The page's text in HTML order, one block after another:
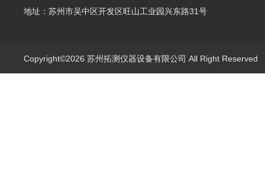
地址：苏州市吴中区开发区旺山工业园兴东路31号
Copyright©2026 苏州拓测仪器设备有限公司 All Right